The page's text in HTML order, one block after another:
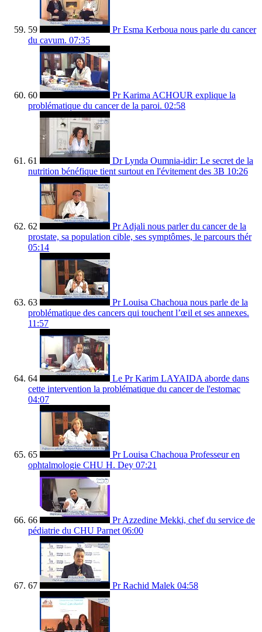
59
Pr Esma Kerboua nous parle du cancer
du cavum. 07:35
60
Pr Karima ACHOUR explique la
problématique du cancer de la paroi. 02:58
61
Dr Lynda Oumnia-idir: Le secret de la
nutrition bénéfique tient surtout en l'évitement des 3B 10:26
62
Pr Adjali nous parler du cancer de la
prostate, sa population cible, ses symptômes, le parcours thér
05:14
63
Pr Louisa Chachoua nous parle de la
problématique des cancers qui touchent l’œil et ses annexes.
11:57
64
Le Pr Karim LAYAIDA aborde dans
cette intervention la problématique du cancer de l'estomac
04:07
65
Pr Louisa Chachoua Professeur en
ophtalmologie CHU H. Dey 07:21
66
Pr Azzedine Mekki, chef du service de
pédiatrie du CHU Parnet 06:00
67 Pr Rachid Malek 04:58